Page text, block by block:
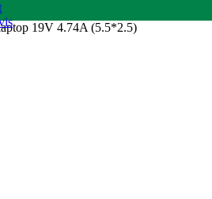
19V 4.74A (5.5*2.5)